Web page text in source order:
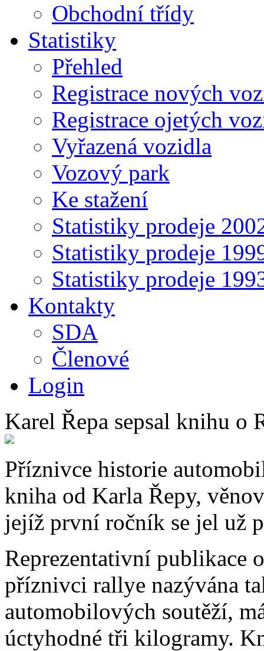
Obchodní třídy
Statistiky
Přehled
Registrace nových
Registrace ojetých
Vyřazená vozidla
Vozový park
Ke stažení
Statistiky prodeje
Statistiky prodeje
Statistiky prodeje
Kontakty
SDA
Členové
Login
Karel Řepa sepsal knihu o
Příznivce historie
kniha od Karla Řepy,
jejíž první ročník se jel už
Reprezentativní publikace
příznivci rallye nazývána
automobilových soutěží,
úctyhodné tři kilogramy.